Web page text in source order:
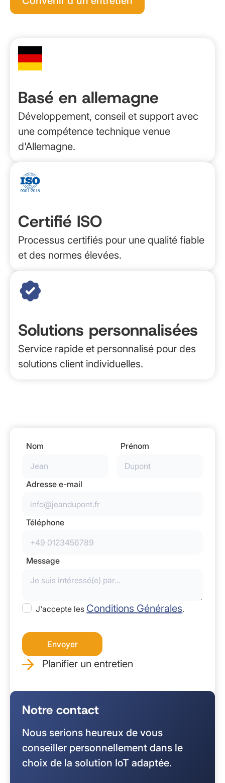
Basé en allemagne
Développement, conseil et support avec
une compétence technique venue
d'Allemagne.
Certifié ISO
Processus certifiés pour une qualité fiable
et des normes élevées.
Solutions personnalisées
Service rapide et personnalisé pour des
solutions client individuelles.
Notre contact
Nous serions heureux de vous
conseiller personnellement dans le
choix de la solution IoT adaptée.
Nom Prénom
Adresse e-mail
Téléphone
Message
J'accepte les Conditions Générales.
Planifier un entretien